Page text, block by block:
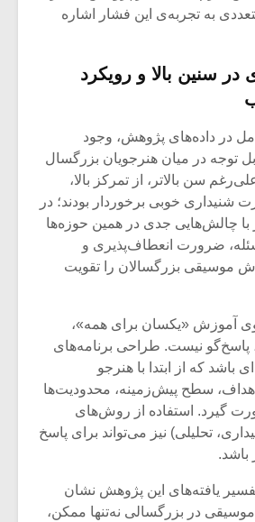
به تجربه‌ی این فشار اشاره
سنین بالا و رویکرد
در داده‌های پژوهش، وجود
توجه در میان هنرجویان بزرگسال
سن بالاتر، از تمرکز بالا،
شنیداری خوبی برخوردار بودند؛ در
با چالش‌هایی جدی در همین حوزه‌ها
ضرورت انعطاف‌پذیری و
موسیقی بزرگسالان را تقویت
آموزش «یکسان برای همه»،
پاسخ‌گو نیست. طراحی برنامه‌های
باشد که از ابتدا با هنرجو
سطح پیش‌زمینه، محدودیت‌ها
گیرد. استفاده از روش‌های
تحلیلی) نیز می‌تواند برای پاسخ
باشد.
یافته‌های این پژوهش نشان
در بزرگسالی نه‌تنها ممکن،